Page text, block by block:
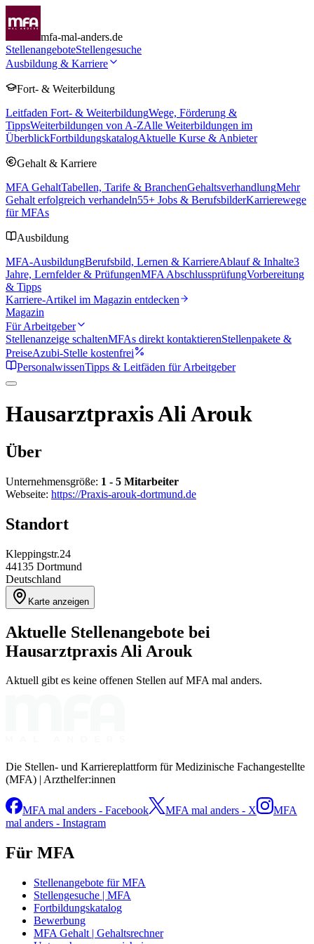
mfa-mal-anders.de
StellenangeboteStellengesuche
Ausbildung & Karriere
Fort- & Weiterbildung
Leitfaden Fort- & WeiterbildungWege, Förderung &
TippsWeiterbildungen von A-ZAlle Weiterbildungen im
ÜberblickFortbildungskatalogAktuelle Kurse & Anbieter
Gehalt & Karriere
MFA GehaltTabellen, Tarife & BranchenGehaltsverhandlungMehr
Gehalt erfolgreich verhandeln55+ Jobs & BerufsbilderKarrierewege
für MFAs
Ausbildung
MFA-AusbildungBerufsbild, Lernen & KarriereAblauf & Inhalte3
Jahre, Lernfelder & PrüfungenMFA AbschlussprüfungVorbereitung
& Tipps
Karriere-Artikel im Magazin entdecken
Magazin
Für Arbeitgeber
Stellenanzeige schaltenMFAs direkt kontaktierenStellenpakete &
PreiseAzubi-Stelle kostenfrei
PersonalwissenTipps & Leitfäden für Arbeitgeber
Hausarztpraxis Ali Arouk
Über
Unternehmensgröße: 1 - 5 Mitarbeiter
Webseite: https://Praxis-arouk-dortmund.de
Standort
Kleppingstr.24
44135 Dortmund
Deutschland
Karte anzeigen
Aktuelle Stellenangebote bei
Hausarztpraxis Ali Arouk
Aktuell gibt es keine offenen Stellen auf MFA mal anders.
Die Stellen- und Karriereplattform für Medizinische Fachangestellte
(MFA) | Arzthelfer:innen
MFA mal anders - Facebook MFA mal anders - X
MFA
mal anders - Instagram
Für MFA
Stellenangebote für MFA
Stellengesuche | MFA
Fortbildungskatalog
Bewerbung
MFA Gehalt | Gehaltsrechner